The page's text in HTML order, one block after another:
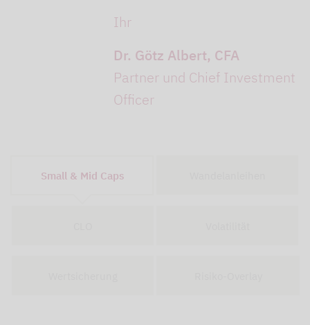
Ihr
Dr. Götz Albert, CFA
Partner und Chief Investment
Officer
Small & Mid Caps